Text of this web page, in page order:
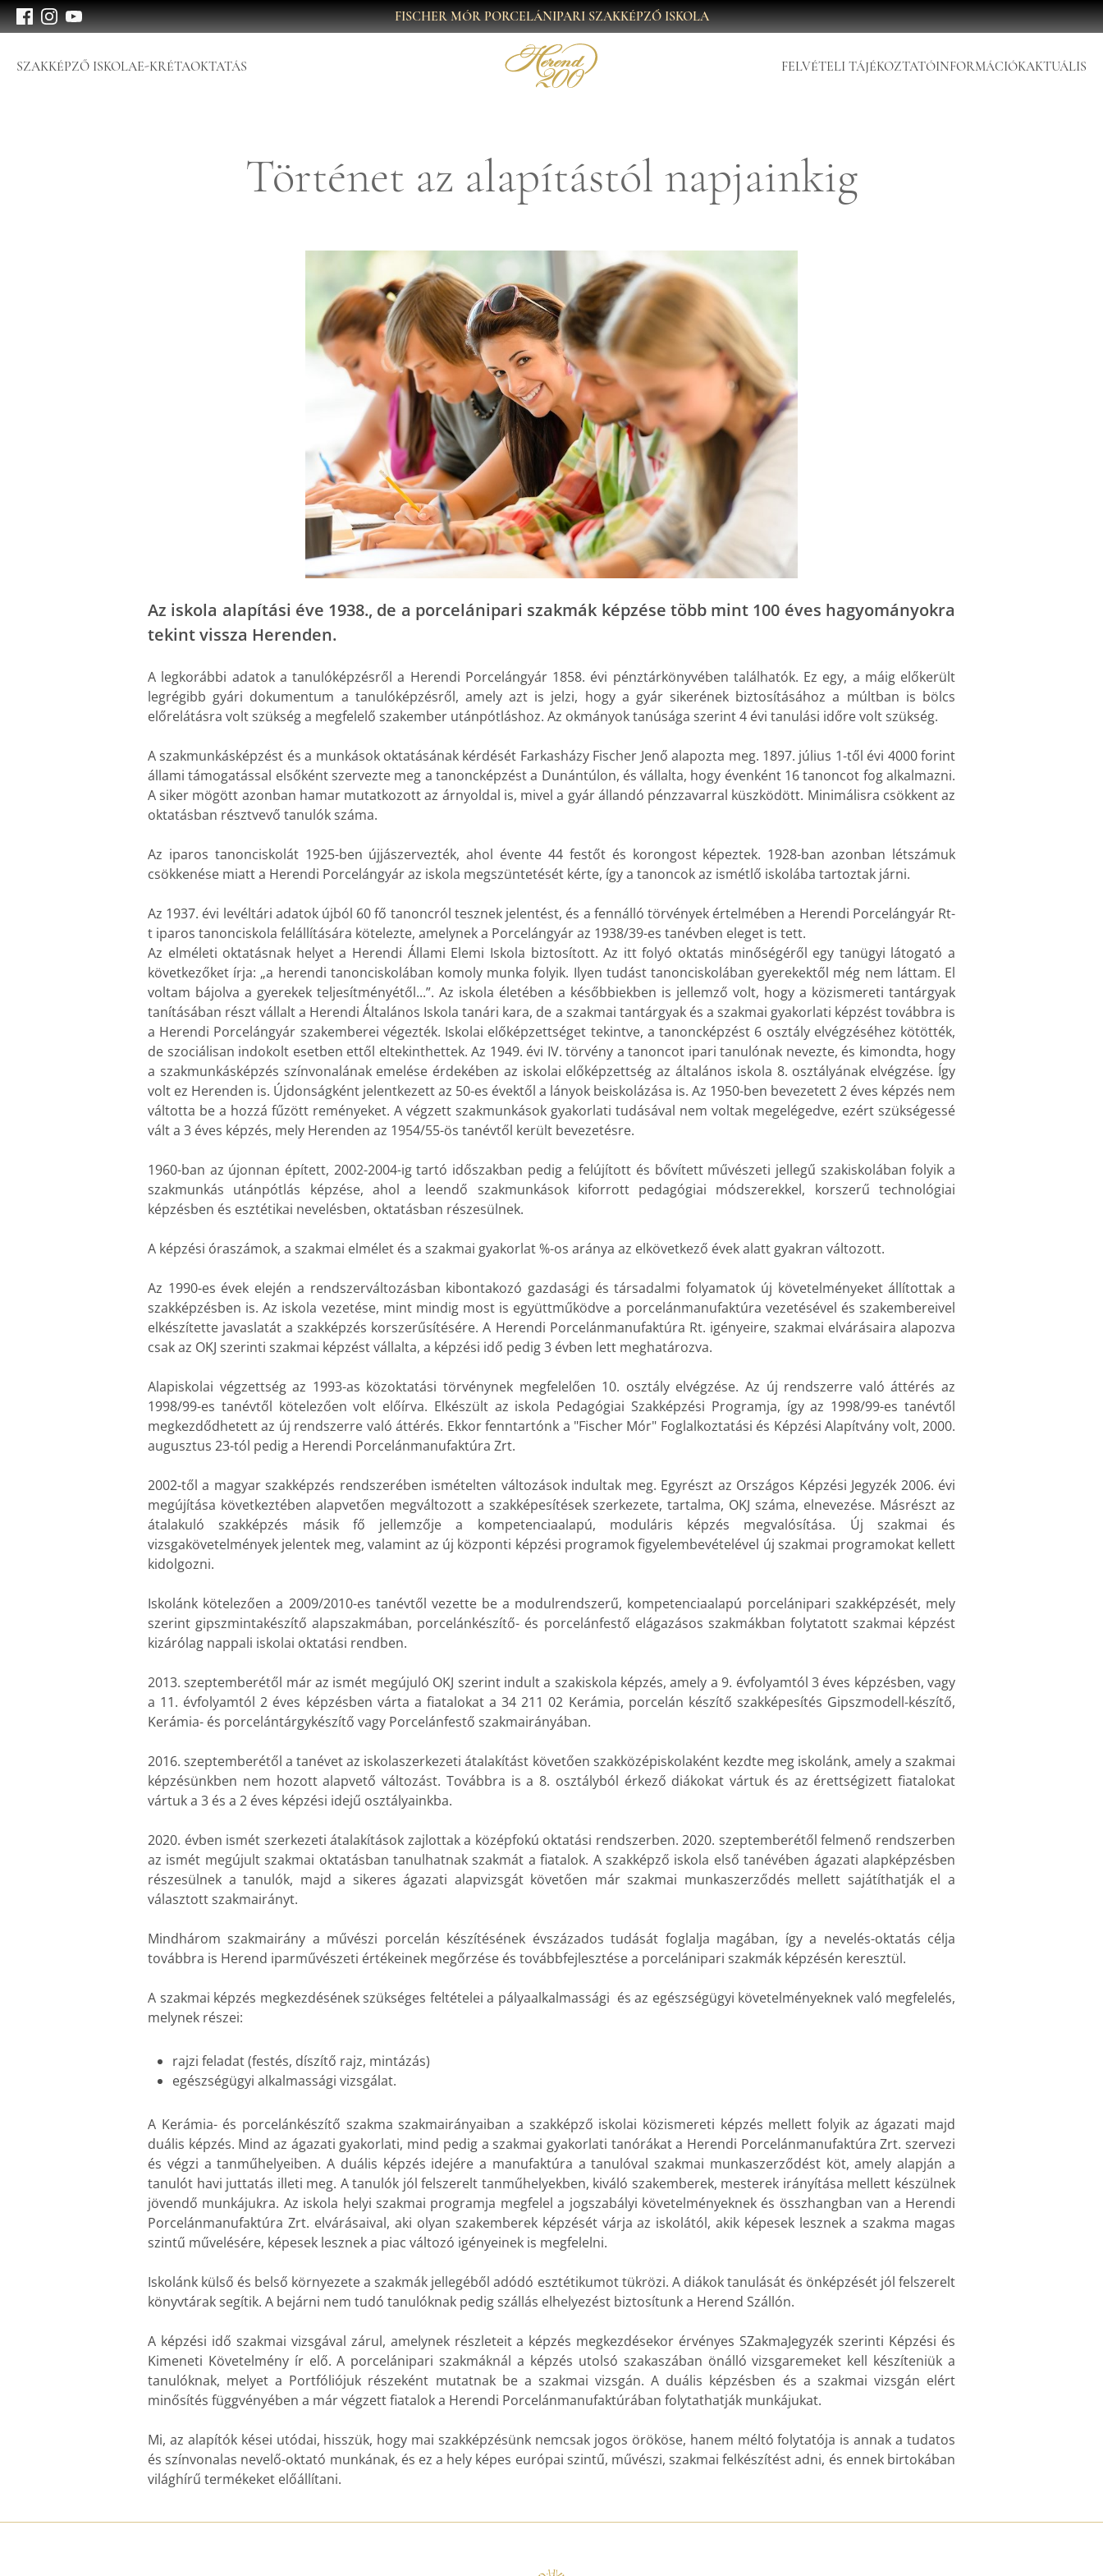
FISCHER MÓR PORCELÁNIPARI SZAKKÉPZŐ ISKOLA
SZAKKÉPZŐ ISKOLAE-KRÉTAOKTATÁS FELVÉTELI TÁJÉKOZTATÓINFORMÁCIÓKAKTUÁLIS
Történet az alapítástól napjainkig
Az iskola alapítási éve 1938., de a porcelánipari szakmák képzése több mint 100 éves hagyományokra
tekint vissza Herenden.
A legkorábbi adatok a tanulóképzésről a Herendi Porcelángyár 1858. évi pénztárkönyvében találhatók. Ez egy, a máig előkerült
legrégibb gyári dokumentum a tanulóképzésről, amely azt is jelzi, hogy a gyár sikerének biztosításához a múltban is bölcs
előrelátásra volt szükség a megfelelő szakember utánpótláshoz. Az okmányok tanúsága szerint 4 évi tanulási időre volt szükség.
A szakmunkásképzést és a munkások oktatásának kérdését Farkasházy Fischer Jenő alapozta meg. 1897. július 1-től évi 4000 forint
állami támogatással elsőként szervezte meg a tanoncképzést a Dunántúlon, és vállalta, hogy évenként 16 tanoncot fog alkalmazni.
A siker mögött azonban hamar mutatkozott az árnyoldal is, mivel a gyár állandó pénzzavarral küszködött. Minimálisra csökkent az
oktatásban résztvevő tanulók száma.
Az iparos tanonciskolát 1925-ben újjászervezték, ahol évente 44 festőt és korongost képeztek. 1928-ban azonban létszámuk
csökkenése miatt a Herendi Porcelángyár az iskola megszüntetését kérte, így a tanoncok az ismétlő iskolába tartoztak járni.
Az 1937. évi levéltári adatok újból 60 fő tanoncról tesznek jelentést, és a fennálló törvények értelmében a Herendi Porcelángyár Rt-
t iparos tanonciskola felállítására kötelezte, amelynek a Porcelángyár az 1938/39-es tanévben eleget is tett.
Az elméleti oktatásnak helyet a Herendi Állami Elemi Iskola biztosított. Az itt folyó oktatás minőségéről egy tanügyi látogató a
következőket írja: „a herendi tanonciskolában komoly munka folyik. Ilyen tudást tanonciskolában gyerekektől még nem láttam. El
voltam bájolva a gyerekek teljesítményétől...”. Az iskola életében a későbbiekben is jellemző volt, hogy a közismereti tantárgyak
tanításában részt vállalt a Herendi Általános Iskola tanári kara, de a szakmai tantárgyak és a szakmai gyakorlati képzést továbbra is
a Herendi Porcelángyár szakemberei végezték. Iskolai előképzettséget tekintve, a tanoncképzést 6 osztály elvégzéséhez kötötték,
de szociálisan indokolt esetben ettől eltekinthettek. Az 1949. évi IV. törvény a tanoncot ipari tanulónak nevezte, és kimondta, hogy
a szakmunkásképzés színvonalának emelése érdekében az iskolai előképzettség az általános iskola 8. osztályának elvégzése. Így
volt ez Herenden is. Újdonságként jelentkezett az 50-es évektől a lányok beiskolázása is. Az 1950-ben bevezetett 2 éves képzés nem
váltotta be a hozzá fűzött reményeket. A végzett szakmunkások gyakorlati tudásával nem voltak megelégedve, ezért szükségessé
vált a 3 éves képzés, mely Herenden az 1954/55-ös tanévtől került bevezetésre.
1960-ban az újonnan épített, 2002-2004-ig tartó időszakban pedig a felújított és bővített művészeti jellegű szakiskolában folyik a
szakmunkás utánpótlás képzése, ahol a leendő szakmunkások kiforrott pedagógiai módszerekkel, korszerű technológiai
képzésben és esztétikai nevelésben, oktatásban részesülnek.
A képzési óraszámok, a szakmai elmélet és a szakmai gyakorlat %-os aránya az elkövetkező évek alatt gyakran változott.
Az 1990-es évek elején a rendszerváltozásban kibontakozó gazdasági és társadalmi folyamatok új követelményeket állítottak a
szakképzésben is. Az iskola vezetése, mint mindig most is együttműködve a porcelánmanufaktúra vezetésével és szakembereivel
elkészítette javaslatát a szakképzés korszerűsítésére. A Herendi Porcelánmanufaktúra Rt. igényeire, szakmai elvárásaira alapozva
csak az OKJ szerinti szakmai képzést vállalta, a képzési idő pedig 3 évben lett meghatározva.
Alapiskolai végzettség az 1993-as közoktatási törvénynek megfelelően 10. osztály elvégzése. Az új rendszerre való áttérés az
1998/99-es tanévtől kötelezően volt előírva. Elkészült az iskola Pedagógiai Szakképzési Programja, így az 1998/99-es tanévtől
megkezdődhetett az új rendszerre való áttérés. Ekkor fenntartónk a "Fischer Mór" Foglalkoztatási és Képzési Alapítvány volt, 2000.
augusztus 23-tól pedig a Herendi Porcelánmanufaktúra Zrt.
2002-től a magyar szakképzés rendszerében ismételten változások indultak meg. Egyrészt az Országos Képzési Jegyzék 2006. évi
megújítása következtében alapvetően megváltozott a szakképesítések szerkezete, tartalma, OKJ száma, elnevezése. Másrészt az
átalakuló szakképzés másik fő jellemzője a kompetenciaalapú, moduláris képzés megvalósítása. Új szakmai és
vizsgakövetelmények jelentek meg, valamint az új központi képzési programok figyelembevételével új szakmai programokat kellett
kidolgozni.
Iskolánk kötelezően a 2009/2010-es tanévtől vezette be a modulrendszerű, kompetenciaalapú porcelánipari szakképzését, mely
szerint gipszmintakészítő alapszakmában, porcelánkészítő- és porcelánfestő elágazásos szakmákban folytatott szakmai képzést
kizárólag nappali iskolai oktatási rendben.
2013. szeptemberétől már az ismét megújuló OKJ szerint indult a szakiskola képzés, amely a 9. évfolyamtól 3 éves képzésben, vagy
a 11. évfolyamtól 2 éves képzésben várta a fiatalokat a 34 211 02 Kerámia, porcelán készítő szakképesítés Gipszmodell-készítő,
Kerámia- és porcelántárgykészítő vagy Porcelánfestő szakmairányában.
2016. szeptemberétől a tanévet az iskolaszerkezeti átalakítást követően szakközépiskolaként kezdte meg iskolánk, amely a szakmai
képzésünkben nem hozott alapvető változást. Továbbra is a 8. osztályból érkező diákokat vártuk és az érettségizett fiatalokat
vártuk a 3 és a 2 éves képzési idejű osztályainkba.
2020. évben ismét szerkezeti átalakítások zajlottak a középfokú oktatási rendszerben. 2020. szeptemberétől felmenő rendszerben
az ismét megújult szakmai oktatásbantanulhatnak szakmát a fiatalok. A szakképző iskola első tanévében ágazati alapképzésben
részesülnek a tanulók, majd a sikeres ágazati alapvizsgát követően már szakmai munkaszerződés mellett sajátíthatják ela
választott szakmairányt.
Mindhárom szakmairány a művészi porcelán készítésének évszázados tudását foglalja magában, így a nevelés-oktatás célja
továbbra is Herend iparművészeti értékeinek megőrzése és továbbfejlesztése a porcelánipari szakmák képzésén keresztül.
A szakmai képzés megkezdésének szükséges feltételei a pályaalkalmassági és az egészségügyi követelményeknek való megfelelés,
melynek részei:
rajzi feladat (festés, díszítő rajz, mintázás)
egészségügyi alkalmassági vizsgálat.
A Kerámia- és porcelánkészítő szakma szakmairányaiban a szakképző iskolai közismereti képzés mellett folyik az ágazati majd
duális képzés. Mind az ágazati gyakorlati, mind pedig a szakmai gyakorlati tanórákat a Herendi Porcelánmanufaktúra Zrt. szervezi
és végzi atanműhelyeiben. A duális képzés idejére a manufaktúra a tanulóval szakmai munkaszerződést köt, amely alapján a
tanulót havi juttatás illeti meg. A tanulók jól felszerelt tanműhelyekben, kiváló szakemberek, mesterek irányítása mellett készülnek
jövendő munkájukra. Az iskola helyi szakmai programja megfelel a jogszabályi követelményeknek és összhangban van a Herendi
Porcelánmanufaktúra Zrt. elvárásaival, aki olyan szakemberek képzését várja az iskolától, akik képesek lesznek a szakma magas
szintű művelésére, képesek lesznek a piac változó igényeinek is megfelelni.
Iskolánk külső és belső környezete a szakmák jellegéből adódó esztétikumot tükrözi. A diákok tanulását és önképzését jól felszerelt
könyvtárak segítik. A bejárni nem tudó tanulóknak pedig szállás elhelyezést biztosítunk a Herend Szállón.
A képzési idő szakmai vizsgával zárul, amelynek részleteit a képzés megkezdésekor érvényes SZakmaJegyzék szerinti Képzési és
Kimeneti Követelmény ír elő. A porcelánipari szakmáknál a képzés utolsó szakaszában önálló vizsgaremeket kell készíteniük a
tanulóknak, melyet a Portfóliójuk részeként mutatnak be a szakmai vizsgán. A duális képzésben és a szakmai vizsgán elért
minősítés függvényében a már végzett fiatalok a Herendi Porcelánmanufaktúrában folytathatják munkájukat.
Mi, az alapítók kései utódai, hisszük, hogy mai szakképzésünk nemcsak jogos örököse, hanem méltó folytatója is annak a tudatos
és színvonalas nevelő-oktató munkának, és ez a hely képes európai szintű, művészi, szakmai felkészítést adni, és ennek birtokában
világhírű termékeket előállítani.